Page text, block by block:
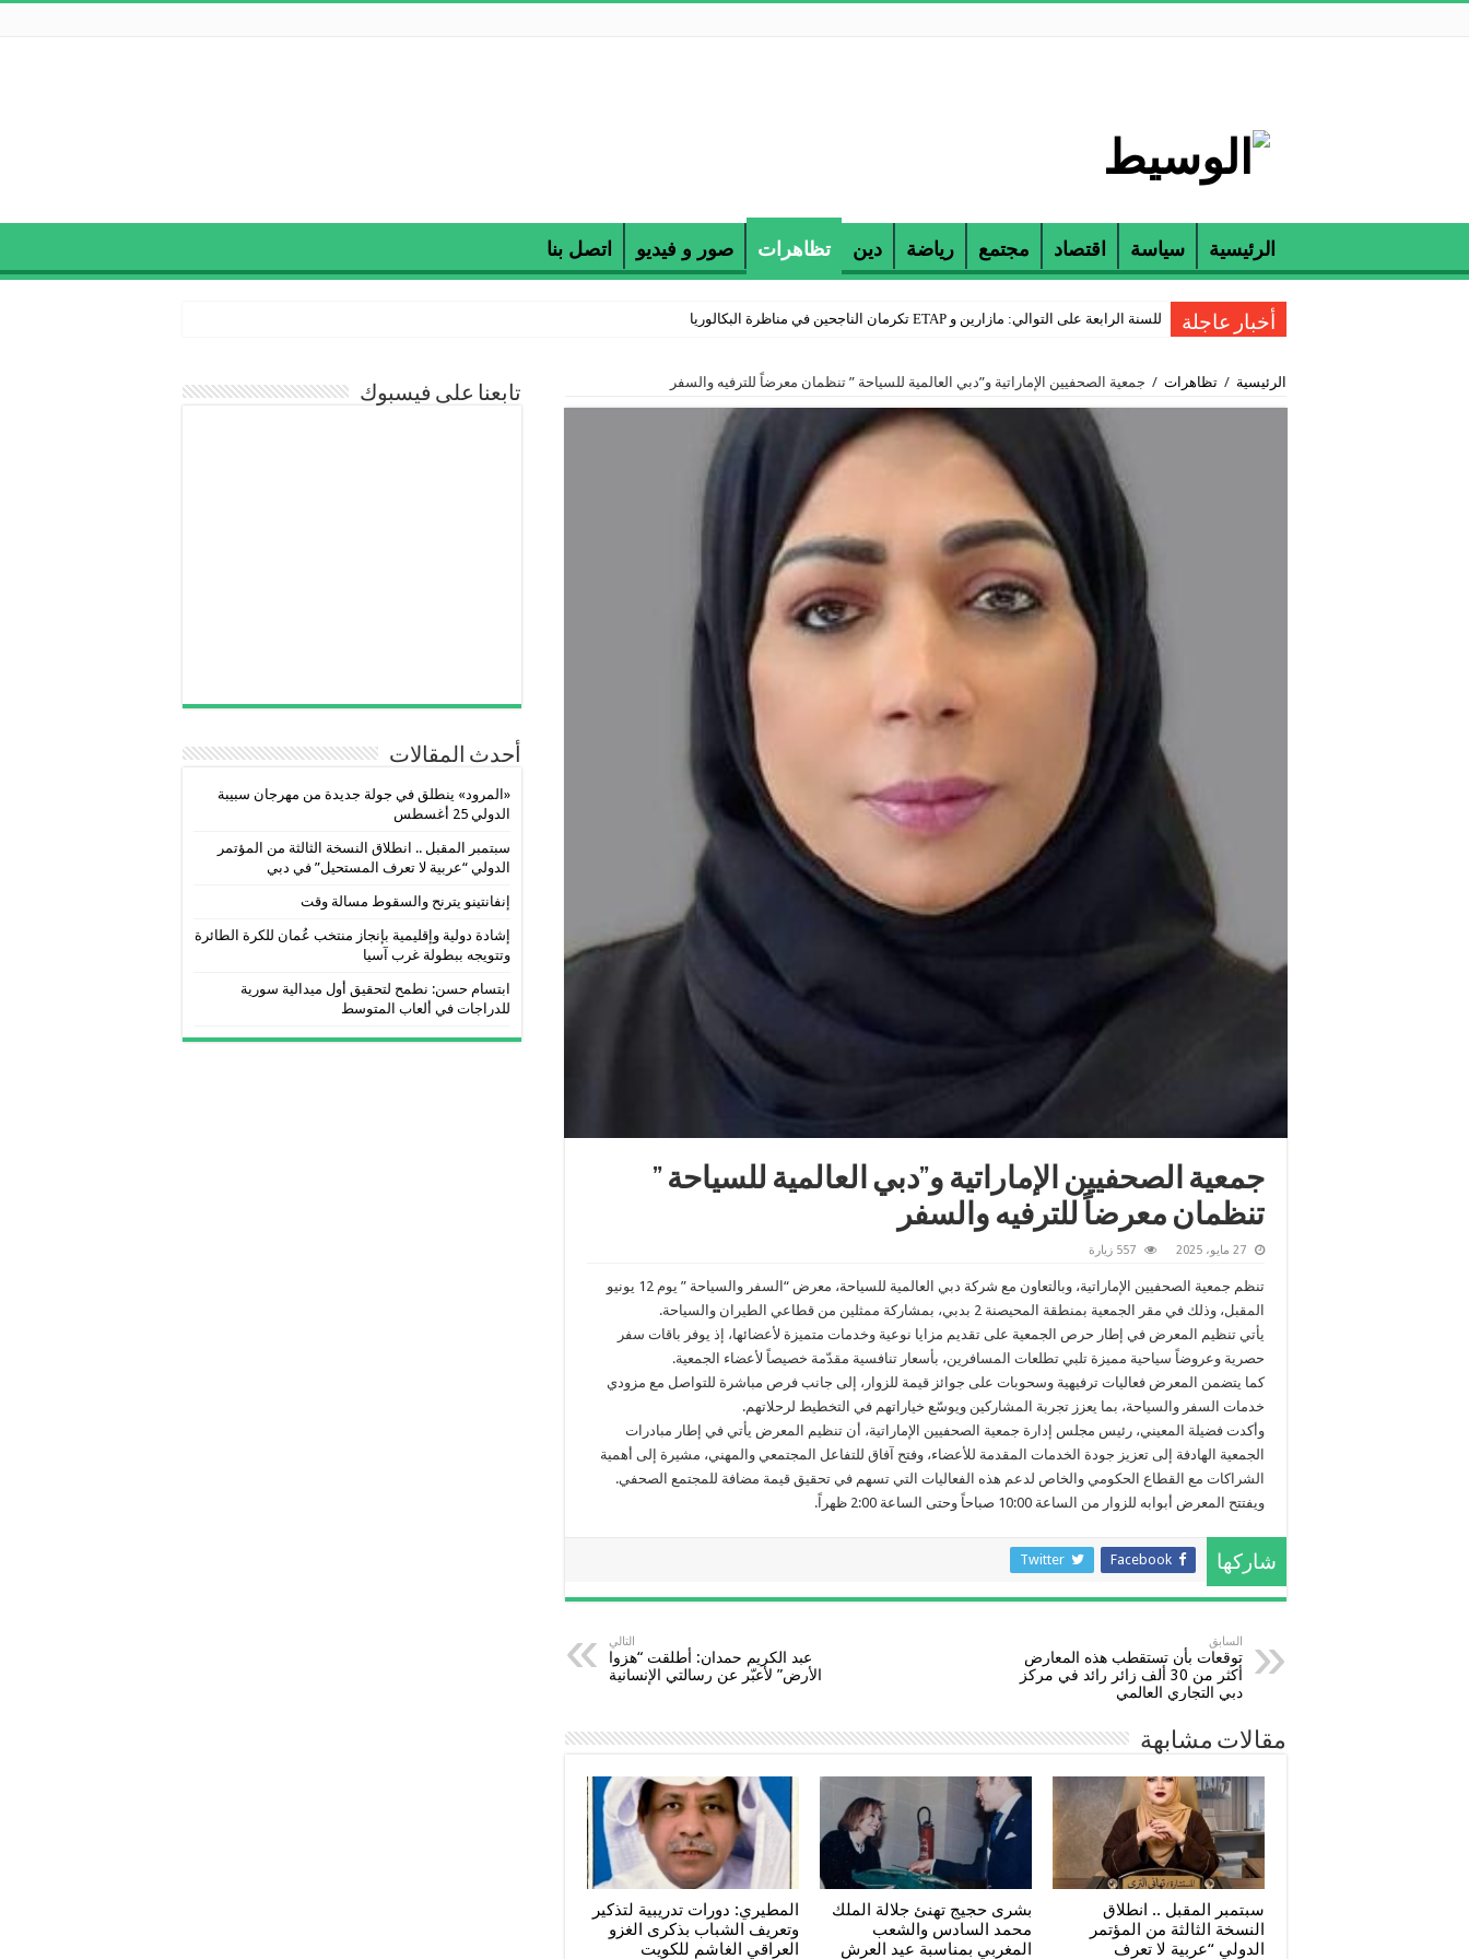
الرئيسية سياسة اقتصاد مجتمع رياضة دين تظاهرات صور و فيديو اتصل بنا
أخبار عاجلة للسنة الرابعة على التوالي: مازارين و ETAP تكرمان الناجحين في مناظرة البكالوريا
الرئيسية / تظاهرات / جمعية الصحفيين الإماراتية و”دبي العالمية للسياحة ” تنظمان معرضاً للترفيه والسفر
جمعية الصحفيين الإماراتية و”دبي العالمية للسياحة ”
تنظمان معرضاً للترفيه والسفر
27 مايو، 2025 557 زيارة
تنظم جمعية الصحفيين الإماراتية، وبالتعاون مع شركة دبي العالمية للسياحة، معرض “السفر والسياحة ” يوم 12 يونيو
المقبل، وذلك في مقر الجمعية بمنطقة المحيصنة 2 بدبي، بمشاركة ممثلين من قطاعي الطيران والسياحة.
يأتي تنظيم المعرض في إطار حرص الجمعية على تقديم مزايا نوعية وخدمات متميزة لأعضائها، إذ يوفر باقات سفر
حصرية وعروضاً سياحية مميزة تلبي تطلعات المسافرين، بأسعار تنافسية مقدّمة خصيصاً لأعضاء الجمعية.
كما يتضمن المعرض فعاليات ترفيهية وسحوبات على جوائز قيمة للزوار، إلى جانب فرص مباشرة للتواصل مع مزودي
خدمات السفر والسياحة، بما يعزز تجربة المشاركين ويوسّع خياراتهم في التخطيط لرحلاتهم.
وأكدت فضيلة المعيني، رئيس مجلس إدارة جمعية الصحفيين الإماراتية، أن تنظيم المعرض يأتي في إطار مبادرات
الجمعية الهادفة إلى تعزيز جودة الخدمات المقدمة للأعضاء، وفتح آفاق للتفاعل المجتمعي والمهني، مشيرة إلى أهمية
الشراكات مع القطاع الحكومي والخاص لدعم هذه الفعاليات التي تسهم في تحقيق قيمة مضافة للمجتمع الصحفي.
ويفتتح المعرض أبوابه للزوار من الساعة 10:00 صباحاً وحتى الساعة 2:00 ظهراً.
شاركها Facebook
Twitter
السابق
توقعات بأن تستقطب هذه المعارض
أكثر من 30 ألف زائر رائد في مركز
دبي التجاري العالمي
التالي
عبد الكريم حمدان: أطلقت “هزوا
الأرض” لأعبّر عن رسالتي الإنسانية
مقالات مشابهة
سبتمبر المقبل .. انطلاق
النسخة الثالثة من المؤتمر
الدولي “عربية لا تعرف
بشرى حجيج تهنئ جلالة الملك
محمد السادس والشعب
المغربي بمناسبة عيد العرش
المطيري: دورات تدريبية لتذكير
وتعريف الشباب بذكرى الغزو
العراقي الغاشم للكويت
تابعنا على فيسبوك
أحدث المقالات
«المرود» ينطلق في جولة جديدة من مهرجان سبيبة
الدولي 25 أغسطس
سبتمبر المقبل .. انطلاق النسخة الثالثة من المؤتمر
الدولي “عربية لا تعرف المستحيل” في دبي
إنفانتينو يترنح والسقوط مسالة وقت
إشادة دولية وإقليمية بإنجاز منتخب عُمان للكرة الطائرة
وتتويجه ببطولة غرب آسيا
ابتسام حسن: نطمح لتحقيق أول ميدالية سورية
للدراجات في ألعاب المتوسط